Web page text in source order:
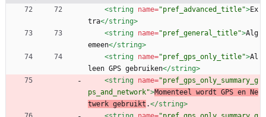
<string name="pref_advanced_title">Ex
tra</string>
<string name="pref_general_title">Alg
emeen</string>
<string name="pref_gps_only_title">Al
leen GPS gebruiken</string>
<string name="pref_gps_only_summary_g
ps_and_network">Momenteel wordt GPS en Ne
twerk gebruikt .</string>